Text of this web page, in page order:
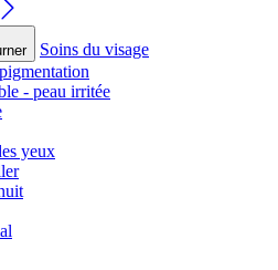
Soins du visage
- peau irritée
yeux